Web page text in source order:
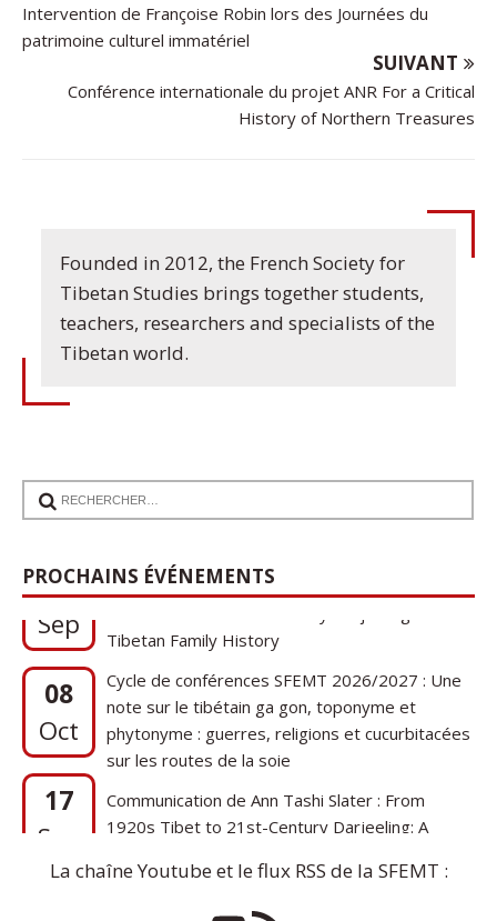
Intervention de Françoise Robin lors des Journées du
patrimoine culturel immatériel
SUIVANT
Conférence internationale du projet ANR For a Critical
History of Northern Treasures
Founded in 2012, the French Society for
Tibetan Studies brings together students,
teachers, researchers and specialists of the
Tibetan world.
PROCHAINS ÉVÉNEMENTS
Sep
Communication de Ann Tashi Slater : From
1920s Tibet to 21st-Century Darjeeling: A
08
Oct
Cycle de conférences SFEMT 2026/2027 : Une
note sur le tibétain ga gon, toponyme et
phytonyme : guerres, religions et cucurbitacées
sur les routes de la soie
17
Sep
Communication de Ann Tashi Slater : From
1920s Tibet to 21st-Century Darjeeling: A
Tibetan Family History
La chaîne Youtube et le flux RSS de la SFEMT :